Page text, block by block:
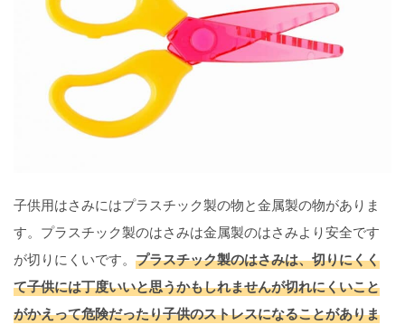
子供用はさみにはプラスチック製の物と金属製の物がありま
す。プラスチック製のはさみは金属製のはさみより安全です
が切りにくいです。 プラスチック製のはさみは、切りにくく
て子供には丁度いいと思うかもしれませんが切れにくいこと
がかえって危険だったり子供のストレスになることがありま